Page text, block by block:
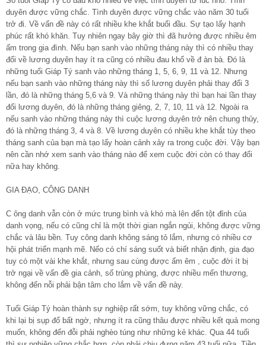
duyên được vững chắc. Tình duyên được vững chắc vào năm 30 tuổi
trở đi. Về vấn đề này có rất nhiều khe khắt buổi đầu. Sự tạo lấy hạnh
phúc rất khó khăn. Tuy nhiên ngay bây giờ thì đã hưởng được nhiều êm
ấm trong gia đình. Nếu bạn sanh vào những tháng này thì có nhiều thay
đổi về lương duyên hay ít ra cũng có nhiều đau khổ về đ àn bà. Đó là
những tuổi Giáp Tý sanh vào những tháng 1, 5, 6, 9, 11 và 12. Nhưng
nếu bạn sanh vào những tháng này thì số lương duyên phải thay đổi 3
lần, đó là những tháng 5,6 và 9. Và những tháng này thì bạn hai lần thay
đổi lương duyên, đó là những tháng giêng, 2, 7, 10, 11 và 12. Ngoài ra
nếu sanh vào những tháng này thì cuộc lương duyên trở nên chung thủy,
đó là những tháng 3, 4 và 8. Về lương duyên có nhiều khe khắt tùy theo
tháng sanh của bạn mà tạo lấy hoàn cảnh xảy ra trong cuộc đời. Vậy bạn
nên cần nhớ xem sanh vào tháng nào để xem cuộc đời còn có thay đổi
nữa hay không.
GIA ĐẠO, CÔNG DANH
C ông danh vẫn còn ở mức trung bình và khó mà lên đến tột đỉnh của
danh vọng, nếu có cũng chỉ là một thời gian ngắn ngủi, không được vững
chắc và lâu bền. Tuy công danh không sáng tỏ lắm, nhưng có nhiều cơ
hội phát triển mạnh mẽ. Nếo có chí sáng suốt và biết nhận định, gia đạo
tuy có một vài khe khắt, nhưng sau cùng được ấm êm , cuộc đời ít bị
trở ngại về vấn đề gia cảnh, số trùng phùng, được nhiều mến thương,
không đến nỗi phải bận tâm cho lắm về vấn đề này.
Tuổi Giáp Tý hoàn thành sự nghiệp rất sớm, tuy không vững chắc, có
khi lại bị sụp đổ bất ngờ, nhưng ít ra cũng thâu được nhiều kết quả mong
muốn, không đến đỗi phải nghèo túng như những kẻ khác. Qua 44 tuổi